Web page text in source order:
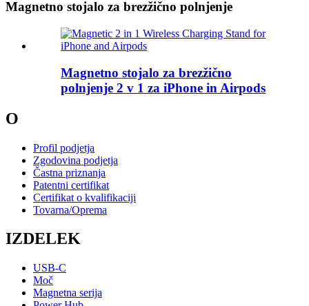
Magnetno stojalo za brezžično polnjenje
Magnetno stojalo za brezžično
polnjenje 2 v 1 za iPhone in Airpods
O
Profil podjetja
Zgodovina podjetja
Častna priznanja
Patentni certifikat
Certifikat o kvalifikaciji
Tovarna/Oprema
IZDELEK
USB-C
Moč
Magnetna serija